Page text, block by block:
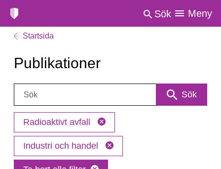
Sök Meny
Startsida
Publikationer
Sök: Sök
Radioaktivt avfall
Industri och handel